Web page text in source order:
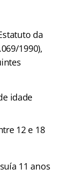
da
1990),
idade
12 e 18
11 anos